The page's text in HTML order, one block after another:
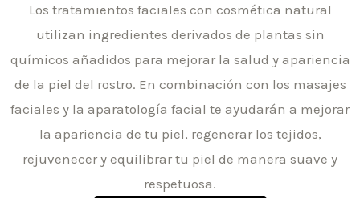
Los tratamientos faciales con cosmética natural
utilizan ingredientes derivados de plantas sin
químicos añadidos para mejorar la salud y apariencia
de la piel del rostro. En combinación con los masajes
faciales y la aparatología facial te ayudarán a mejorar
la apariencia de tu piel, regenerar los tejidos,
rejuvenecer y equilibrar tu piel de manera suave y
respetuosa.